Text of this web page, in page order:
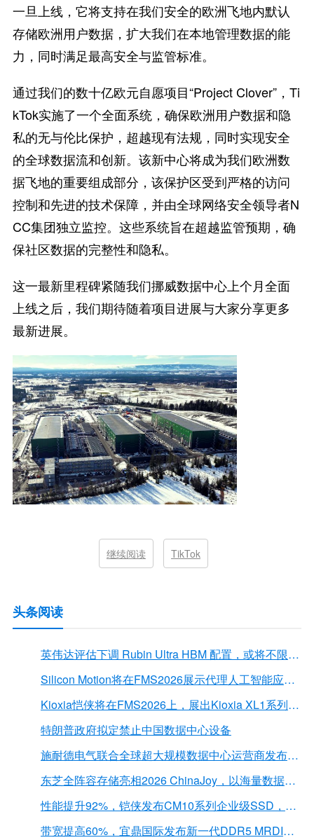
一旦上线，它将支持在我们安全的欧洲飞地内默认
存储欧洲用户数据，扩大我们在本地管理数据的能
力，同时满足最高安全与监管标准。
通过我们的数十亿欧元自愿项目“Project Clover”，Ti
kTok实施了一个全面系统，确保欧洲用户数据和隐
私的无与伦比保护，超越现有法规，同时实现安全
的全球数据流和创新。该新中心将成为我们欧洲数
据飞地的重要组成部分，该保护区受到严格的访问
控制和先进的技术保障，并由全球网络安全领导者N
CC集团独立监控。这些系统旨在超越监管预期，确
保社区数据的完整性和隐私。
这一最新里程碑紧随我们挪威数据中心上个月全面
上线之后，我们期待随着项目进展与大家分享更多
最新进展。
继续阅读 TikTok
头条阅读
英伟达评估下调 Rubin Ultra HBM 配置，或将不限于12Hi HBM4E
Silicon Motion将在FMS2026展示代理人工智能应用的下一代存储解决方案
Kioxia恺侠将在FMS2026上，展出Kioxia XL1系列内存扩展模块
特朗普政府拟定禁止中国数据中心设备
施耐德电气联合全球超大规模数据中心运营商发布弧闪风险评估报告
东芝全阵容存储亮相2026 ChinaJoy，以海量数据底座赋能“与AI同游”新体验
性能提升92%，铠侠发布CM10系列企业级SSD，首载PCIe 6.0接口
带宽提高60%，宜鼎国际发布新一代DDR5 MRDIMM 内存